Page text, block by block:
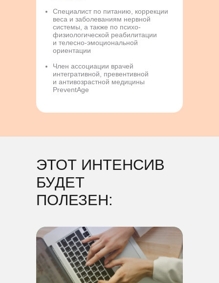
Специалист по питанию, коррекции
веса и заболеваниям нервной
системы, а также по психо-
физиологической реабилитации
и телесно-эмоциональной
ориентации
Член ассоциации врачей
интегративной, превентивной
и антивозрастной медицины
PreventAge
ЭТОТ ИНТЕНСИВ
БУДЕТ
ПОЛЕЗЕН: